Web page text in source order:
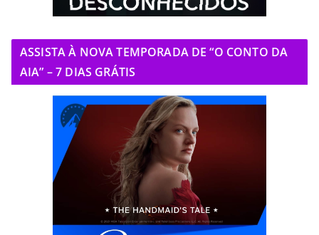
ASSISTA À NOVA TEMPORADA DE “O CONTO DA
AIA” – 7 DIAS GRÁTIS